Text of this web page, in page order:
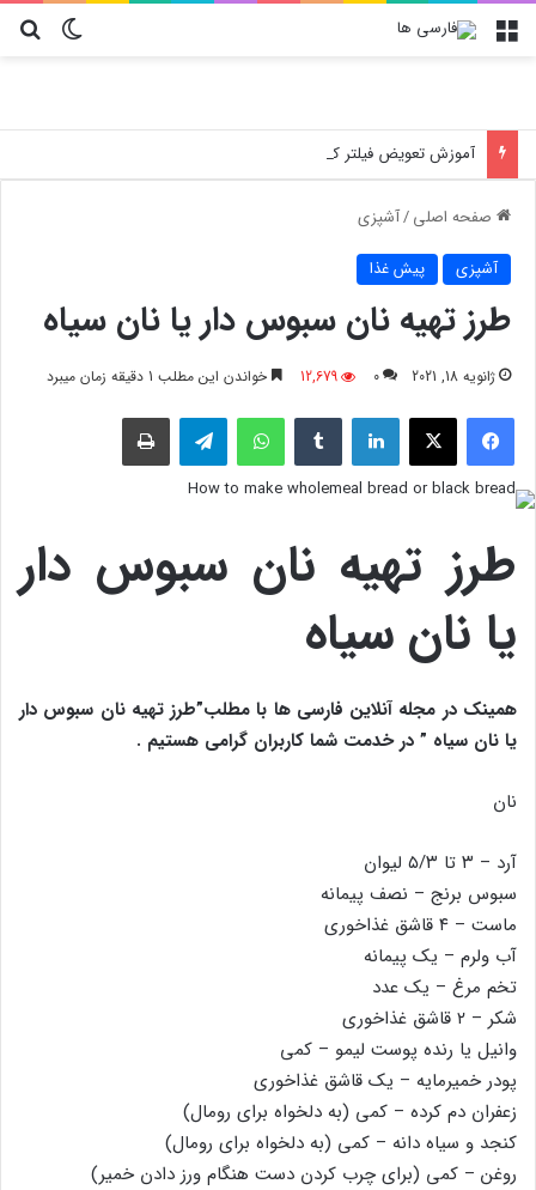
تغییر منو
آموزش تعویض فیلتر کولر گازی جنرال مکس
صفحه اصلی/آشپزی
آشپزی پیش غذا
طرز تهیه نان سبوس دار یا نان سیاه
ژانویه 18, 2021 0
12,679 خواندن این مطلب 1 دقیقه زمان میبرد
فیسبوک لینکدین واتس آپ
طرز تهیه نان سبوس دار
یا نان سیاه
همینک در مجله آنلاین فارسی ها با مطلب”طرز تهیه نان سبوس دار
یا نان سیاه ” در خدمت شما کاربران گرامی هستیم .
نان
آرد – ۳ تا ۵/۳ لیوان
سبوس برنج – نصف پیمانه
ماست – ۴ قاشق غذاخوری
آب ولرم – یک پیمانه
تخم مرغ – یک عدد
شکر – ۲ قاشق غذاخوری
وانیل یا رنده پوست لیمو – کمی
پودر خمیرمایه – یک قاشق غذاخوری
زعفران دم کرده – کمی (به دلخواه برای رومال)
کنجد و سیاه دانه – کمی (به دلخواه برای رومال)
روغن – کمی (برای چرب کردن دست هنگام ورز دادن خمیر)